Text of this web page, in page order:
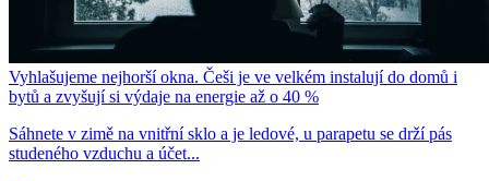
Vyhlašujeme nejhorší okna. Češi je ve velkém instalují do domů i
bytů a zvyšují si výdaje na energie až o 40 %
Sáhnete v zimě na vnitřní sklo a je ledové, u parapetu se drží pás
studeného vzduchu a účet...